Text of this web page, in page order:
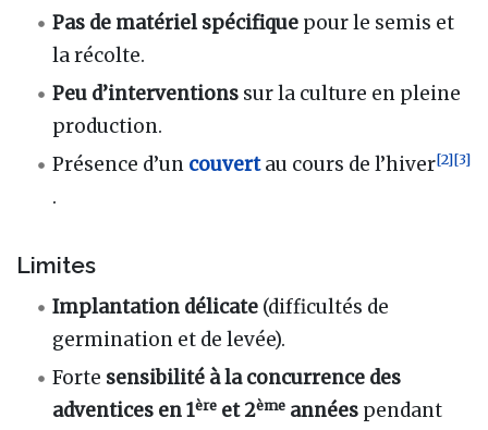
Pas de matériel spécifique pour le semis et
la récolte.
Peu d’interventions sur la culture en pleine
production.
Présence d’un couvertau cours de l’hiver[2][3]
.
Limites
Implantation délicate (difficultés de
germination et de levée).
Forte sensibilité à la concurrence des
adventices en 1ère et 2ème années pendant